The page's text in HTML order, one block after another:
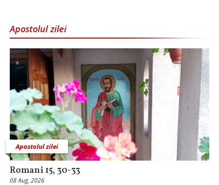
Apostolul zilei
Apostolul zilei
Romani 15, 30-33
08 Aug, 2026